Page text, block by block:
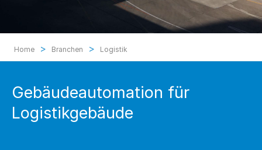
Home > Branchen > Logistik
Gebäudeautomation für
Logistikgebäude